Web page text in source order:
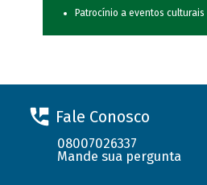
Patrocínio a eventos culturais
Fale Conosco
08007026337
Mande sua pergunta